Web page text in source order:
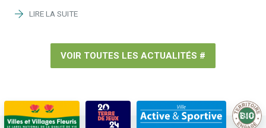
LIRE LA SUITE
VOIR TOUTES LES ACTUALITÉS #